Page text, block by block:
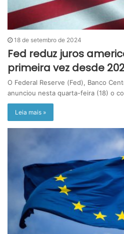
18 de setembro de 2024
Fed reduz juros
primeira vez desde
O Federal Reserve (Fed), Banco
anunciou nesta quarta-feira (18) o
Leia mais »